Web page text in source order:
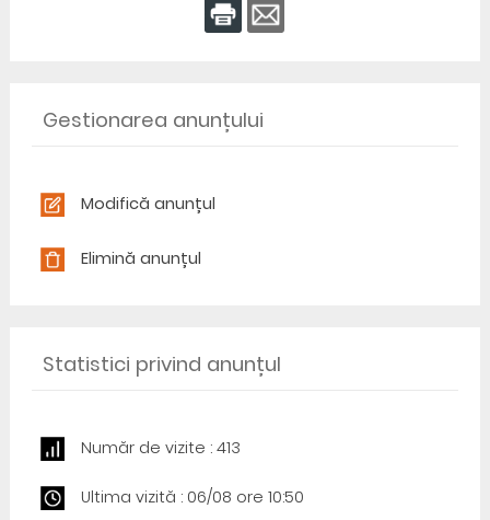
Gestionarea anunțului
Modifică anunțul
Elimină anunțul
Statistici privind anunțul
Număr de vizite : 413
Ultima vizită : 06/08 ore 10:50